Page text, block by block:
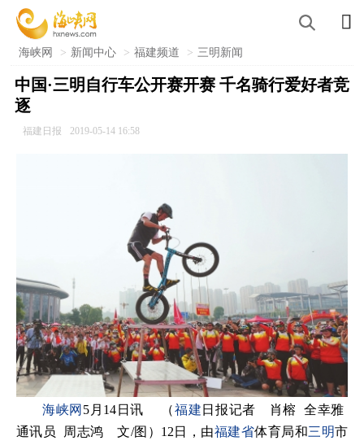

海峡网 > 新闻中心 > 福建频道 > 三明新闻
中国·三明自行车公开赛开赛 千名骑行爱好者竞
逐
福建日报 2019-05-14 16:58
海峡网 5月14日讯 （福建 日报记者 肖榕 全幸雅
通讯员 周志鸿 文/图）12日，由福建省体育局和三明市